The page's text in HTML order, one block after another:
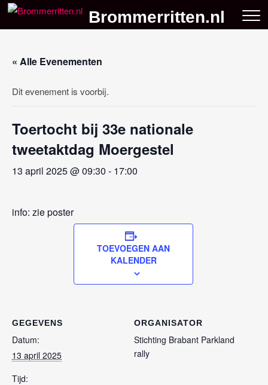
Skip
Brommerritten.nl
« Alle Evenementen
Dit evenement is voorbij.
Toertocht bij 33e nationale
tweetaktdag Moergestel
13 april 2025 @ 09:30 - 17:00
info: zie poster
TOEVOEGEN AAN
KALENDER
GEGEVENS
Datum:
13 april 2025
Tijd:
ORGANISATOR
Stichting Brabant Parkland
rally